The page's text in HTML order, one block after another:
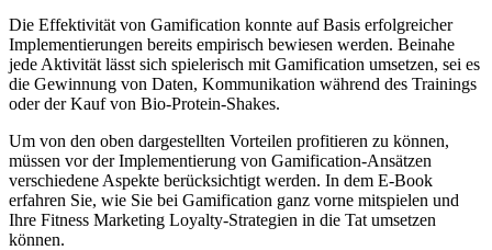
Die Effektivität von Gamification konnte auf Basis erfolgreicher
Implementierungen bereits empirisch bewiesen werden. Beinahe
jede Aktivität lässt sich spielerisch mit Gamification umsetzen, sei es
die Gewinnung von Daten, Kommunikation während des Trainings
oder der Kauf von Bio-Protein-Shakes.
Um von den oben dargestellten Vorteilen profitieren zu können,
müssen vor der Implementierung von Gamification-Ansätzen
verschiedene Aspekte berücksichtigt werden. In dem E-Book
erfahren Sie, wie Sie bei Gamification ganz vorne mitspielen und
Ihre Fitness Marketing Loyalty-Strategien in die Tat umsetzen
können.